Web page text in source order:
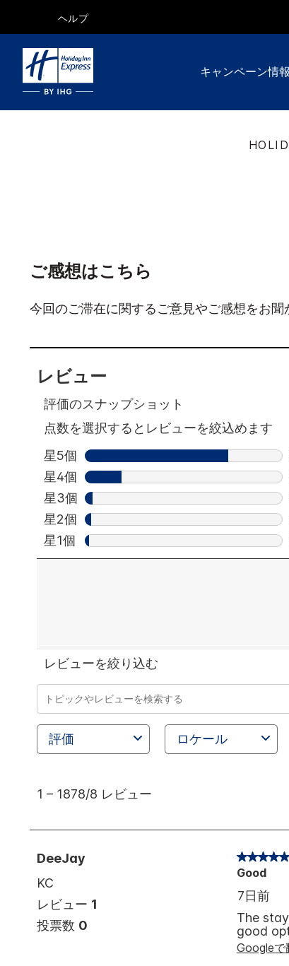
ヘルプ
キャンペーン情報
ご感想はこちら
今回のご滞在に関するご意見やご感想をお